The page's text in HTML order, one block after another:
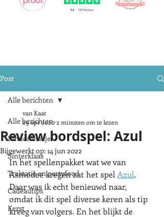
Post
Alle berichten
Kinderfeestje
Sinterklaas
Traktatie en partyfood
Cadeautips
Kerst
Alle berichten
Review bordspel: Azul
van Kaat
29 apr 20202 minuten om te lezen
Bijgewerkt op:14 jun 2022
In het spellenpakket wat we van
Asmodee kregen zat het spel Azul.
Daar was ik echt benieuwd naar,
omdat ik dit spel diverse keren als tip
kreeg van volgers. En het blijkt de